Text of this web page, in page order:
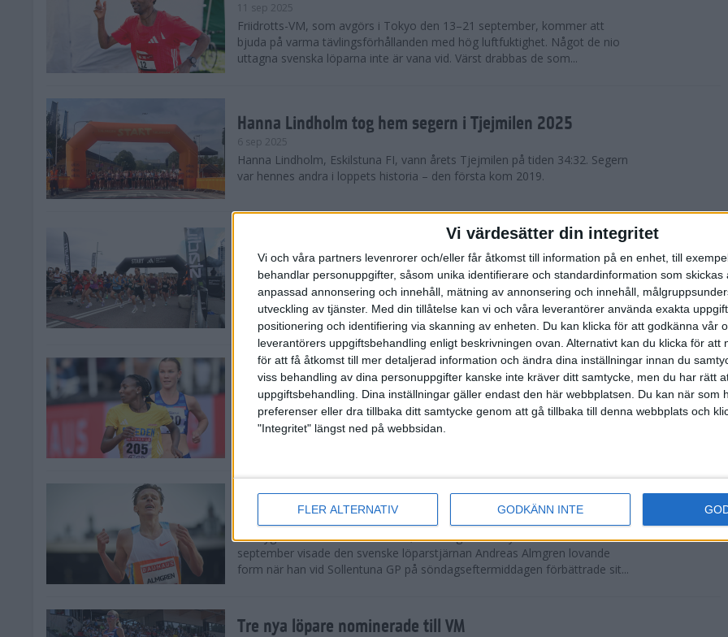
Vi värdesätter din integritet
Vi och våra partners levenrorer och/eller får åtkomst till information på en enhet, till
behandlar personuppgifter, såsom unika identifierare och standardinformation som skickas
anpassad annonsering och innehåll, mätning av annonsering och innehåll,
utveckling av tjänster. Med din tillåtelse kan vi och våra leverantörer använda exakta
positionering och identifiering via skanning av enheten. Du kan klicka för att godkänna vår
leverantörers uppgiftsbehandling enligt beskrivningen ovan. Alternativt kan du klicka för att
för att få åtkomst till mer detaljerad information och ändra dina inställningar innan du
viss behandling av dina personuppgifter kanske inte kräver ditt samtycke, men du har rätt
uppgiftsbehandling. Dina inställningar gäller endast den här webbplatsen. Du kan när som
preferenser eller dra tillbaka ditt samtycke genom att gå tillbaka till denna webbplats och
"Integritet" längst ned på webbsidan.
FLER ALTERNATIV GODKÄNN INTE
11 sep 2025
Friidrotts-VM, som avgörs i Tokyo den 13–21 september, kommer att
bjuda på varma tävlingsförhållanden med hög luftfuktighet. Något de nio
uttagna svenska löparna inte är vana vid. Värst drabbas de som...
Hanna Lindholm tog hem segern i Tjejmilen 2025
6 sep 2025
Hanna Lindholm, Eskilstuna FI, vann årets Tjejmilen på tiden 34:32. Segern
var hennes andra i loppets historia – den första kom 2019.
Snabbaste segertiden på 12 år i rekordstort adidas
Stockholm Halvmaraton
30 aug 2025
Ett slutsålt och rekordstort adidas Stockholm Halvmaraton avgjordes i
nästintill perfekt löparväder. 18 grader, mulet och väldigt lite vind. Totalt
var 19,866 löpare anmälda, varav 15,807 kom till sta...
Löparna viktiga när Sverige vann Finnkampen
26 aug 2025
Den hundrade upplagan av Finnkampen, världens äldsta och största
landskamp i friidrott, avgjordes inför fullsatta läktare på Stockholms
Svenskt rekord när Almgren testade VM-formen
En dryg månad före friidrotts-VM, som avgörs i Tokyo den 13-21
september visade den svenske löparstjärnan Andreas Almgren lovande
form när han vid Sollentuna GP på söndagseftermiddagen förbättrade sit...
Tre nya löpare nominerade till VM